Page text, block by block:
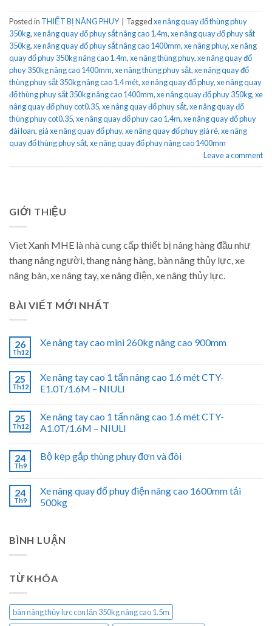
Posted in THIẾT BỊ NÂNG PHUY Taggedxe nâng quay đổ thùng phuy
350kg,xe nâng quay đổ phuy sắt nâng cao 1.4m,xe nâng quay đổ phuy sắt
350kg,xe nâng quay đổ phuy sắt nâng cao 1400mm,xe nâng phuy,xe nâng
quay đổ phuy 350kg nâng cao 1.4m,xe nâng thùng phuy,xe nâng quay đổ
phuy 350kg nâng cao 1400mm,xe nâng thùng phuy sắt,xe nâng quay đổ
thùng phuy sắt 350kg nâng cao 1.4 mét,xe nâng quay đổ phuy,xe nâng quay
đổ thùng phuy sắt 350kg nâng cao 1400mm,xe nâng quay đổ phuy 350kg,xe
nâng quay đổ phuy cot0.35,xe nâng quay đổ phuy sắt,xe nâng quay đổ
thùng phuy cot0.35,xe nâng quay đổ phuy cao 1.4m,xe nâng quay đổ phuy
đài loan, giá xe nâng quay đổ phuy,xe nâng quay đổ phuy giá rẻ,xe nâng
quay đổ thùng phuy sắt,xe nâng quay đổ phuy nâng cao 1400mm
Leave a comment
GIỚI THIỆU
Viet Xanh MHE là nhà cung cấp thiết bị nâng hàng đầu như
thang nâng người, thang nâng hàng, bàn nâng thủy lực, xe
nâng bàn, xe nâng tay, xe nâng điện, xe nâng thủy lực.
BÀI VIẾT MỚI NHẤT
26
Th12
Xe nâng tay cao mini 260kg nâng cao 900mm
25
Th12
Xe nâng tay cao 1 tấn nâng cao 1.6 mét CTY-
E1.0T/1.6M – NIULI
25
Th12
Xe nâng tay cao 1 tấn nâng cao 1.6 mét CTY-
A1.0T/1.6M – NIULI
24
Th9
Bộ kẹp gắp thùng phuy đơn và đôi
24
Th9
Xe nâng quay đổ phuy điện nâng cao 1600mm tải
500kg
BÌNH LUẬN
TỪ KHÓA
bàn nâng thủy lực con lăn 350kg nâng cao 1.5m